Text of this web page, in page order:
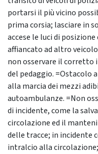
portarsi il più vicino
prima corsia; lasciare in
accese le luci di
affiancato ad altro
non osservare il
del pedaggio. =Ostacolo
alla marcia dei mezzi
autoambulanze. =Non
di incidente, come la
circolazione ed il
delle tracce; in incidente
intralcio alla